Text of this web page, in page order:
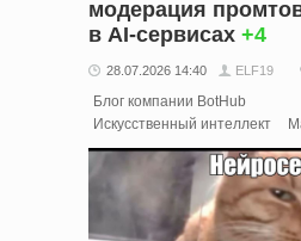
модерация
в AI‑сервисах +4
28.07.2026 14:40 ELF19
Блог компании BotHub
Искусственный интеллект